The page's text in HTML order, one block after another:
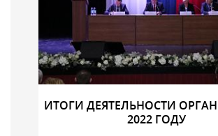
ИТОГИ ДЕЯТЕЛЬНОСТИ
2022 ГОДУ